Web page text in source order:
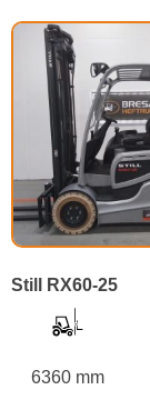
Still RX60-25
6360 mm